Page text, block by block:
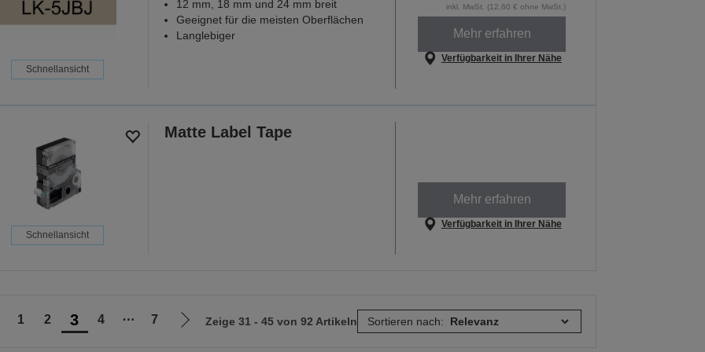
Schnellansicht
12 mm, 18 mm und 24 mm breit
Geeignet für die meisten Oberflächen
Langlebiger
inkl. MwSt. (12,60 € ohne MwSt.)
Mehr erfahren
Verfügbarkeit in Ihrer Nähe
Schnellansicht
Matte Label Tape
Mehr erfahren
Verfügbarkeit in Ihrer Nähe
1 2 3 4 ⋯ 7
Zur
Zeige 31 - 45 von 92 Artikeln Sortieren nach: